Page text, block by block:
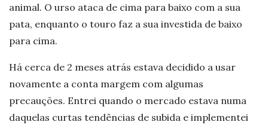
animal. O urso ataca de cima para baixo com a sua
pata, enquanto o touro faz a sua investida de baixo
para cima.
Há cerca de 2 meses atrás estava decidido a usar
novamente a conta margem com algumas
precauções. Entrei quando o mercado estava numa
daquelas curtas tendências de subida e implementei